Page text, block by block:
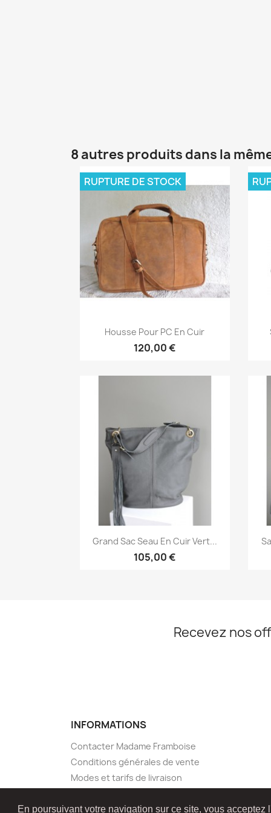
En poursuivant votre navigation sur ce site, vous
8 autres produits dans la
Aperçu rapide
Housse Pour PC En Cuir
120,00 €
RUPTURE DE STOCK
Aperçu rapide
Grand Sac Seau En Cuir Vert...
105,00 €
Recevez nos
INFORMATIONS
Contacter Madame Framboise
Conditions générales de vente
Modes et tarifs de livraison